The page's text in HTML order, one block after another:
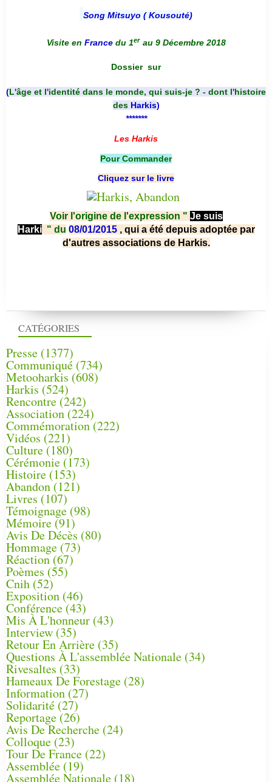
CATÉGORIES
Presse (1377)
Communiqué (734)
Metooharkis (608)
Harkis (524)
Rencontre (242)
Association (224)
Commémoration(222)
Vidéos (221)
Culture(180)
Cérémonie (173)
Histoire (153)
Abandon(121)
Livres (107)
Témoignage (98)
Mémoire (91)
Avis De Décès (80)
Hommage (73)
Réaction(67)
Poèmes (55)
Cnih (52)
Exposition (46)
Conférence(43)
Mis À L'honneur (43)
Interview (35)
Retour En Arrière (35)
Questions À L'assemblée Nationale (34)
Rivesaltes (33)
Hameaux De Forestage (28)
Information (27)
Solidarité (27)
Reportage (26)
Avis De Recherche (24)
Colloque (23)
Tour De France (22)
Assemblée (19)
Assemblée Nationale (18)
Song Mitsuyo ( Kousouté)
Visite en France du 1er au 9 Décembre 2018
Dossier sur
(L'âge et l'identité dans le monde, qui suis-je ? - dont l'histoire
des Harkis)
*******
Les Harkis
Pour Commander
Cliquez sur le livre
Voir l'origine de l'expression " Je suis
Harki " du 08/01/2015 , qui a été depuis adoptée par
d'autres associations de Harkis.